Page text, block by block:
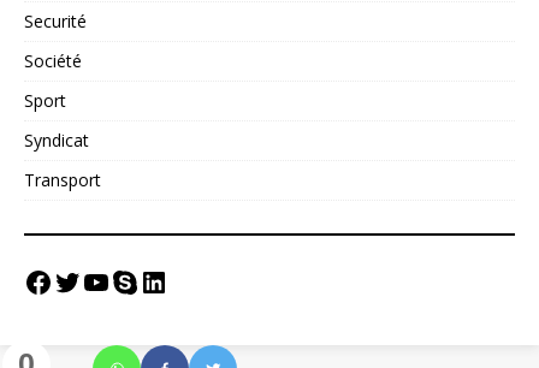
Securité
Société
Sport
Syndicat
Transport